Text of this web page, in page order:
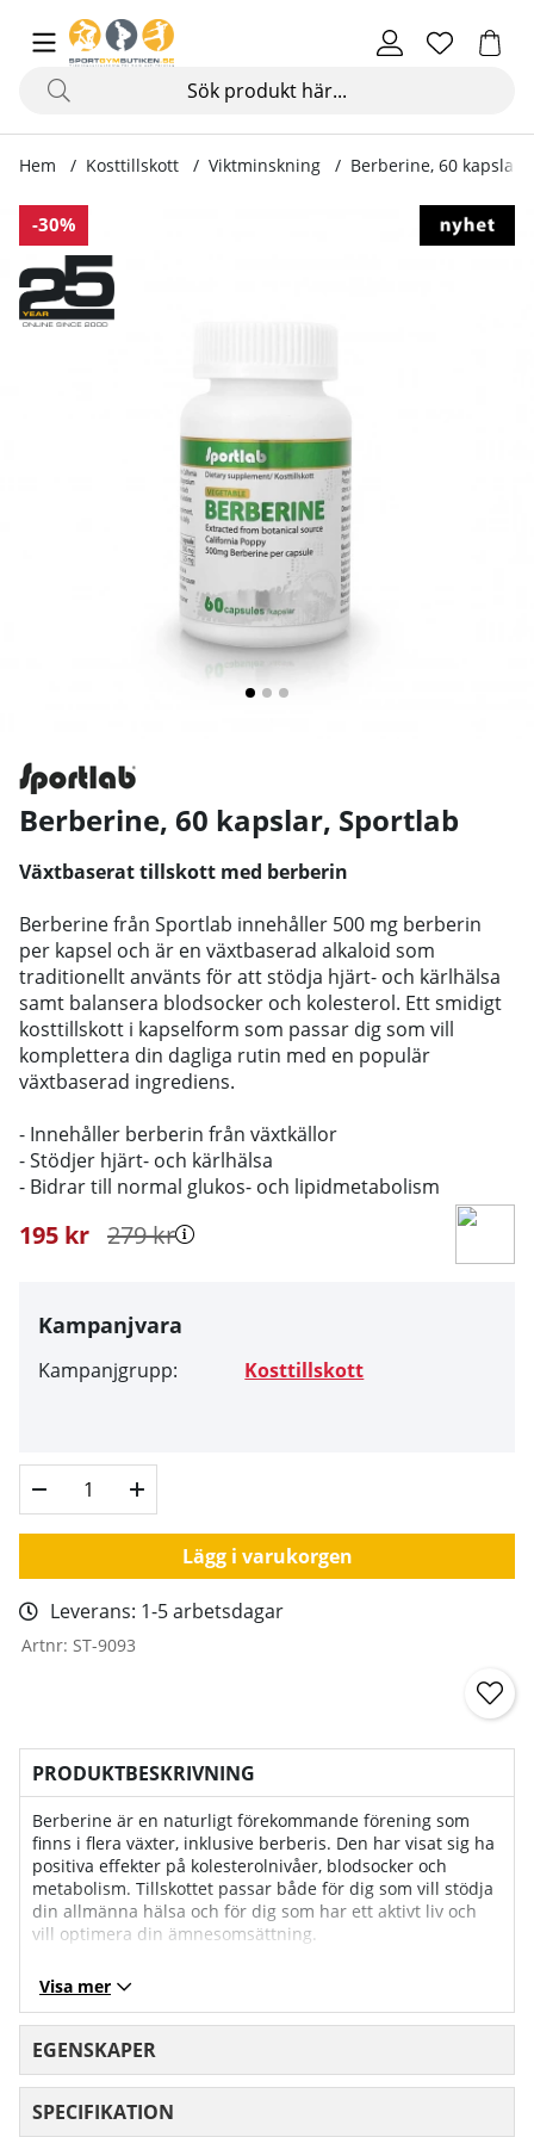
Hem Kosttillskott Viktminskning Berberine, 60 kapslar
-30%
Produktbilder Berberine, 60 kapslar
Berberine, 60 kapslar, Sportlab
Växtbaserat tillskott med berberin
Berberine från Sportlab innehåller 500 mg berberin
per kapsel och är en växtbaserad alkaloid som
traditionellt använts för att stödja hjärt- och kärlhälsa
samt balansera blodsocker och kolesterol. Ett smidigt
kosttillskott i kapselform som passar dig som vill
komplettera din dagliga rutin med en populär
växtbaserad ingrediens.
- Innehåller berberin från växtkällor
- Stödjer hjärt- och kärlhälsa
- Bidrar till normal glukos- och lipidmetabolism
279kr
195 kr
Kampanjvara
Kampanjgrupp: Kosttillskott
Lägg i varukorgen
Leverans: 1-5 arbetsdagar
Artnr: ST-9093
PRODUKTBESKRIVNING
Berberine är en naturligt förekommande förening som
finns i flera växter, inklusive berberis. Den har visat sig ha
positiva effekter på kolesterolnivåer, blodsocker och
metabolism. Tillskottet passar både för dig som vill stödja
din allmänna hälsa och för dig som har ett aktivt liv och
vill optimera din ämnesomsättning.
Sportlabs kapslar innehåller 500 mg berberin per kapsel.
Produkten är framtagen för att ge ett naturligt stöd till
kroppens insulinfunktion och lipidmetabolism. Piperin,
utvunnet ur svartpeppar, ingår i formulan för att förbättra
näringsupptaget och optimera berberinets effekt.
In
Visa mer
EGENSKAPER
SPECIFIKATION